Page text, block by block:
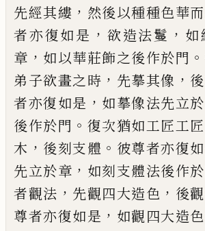
先經其縷 ， 然後以種種色華
者亦復如是 ， 欲造法鬘 ， 如
章 ， 如以華莊飾之後作於門 。
弟子欲畫之時 ， 先摹其像 ，
者亦復如是 ， 如摹像法先立
後作於門 。 復次猶如工匠工
木 ， 後刻支體 。 彼尊者亦復
先立於章 ， 如刻支體法後作於
者觀法 ， 先觀四大造色 ， 後觀
尊者亦復如是 ， 如觀四大造色